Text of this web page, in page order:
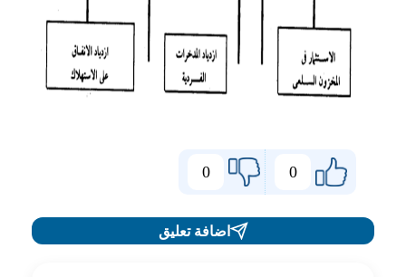
0
0
اضافة تعليق